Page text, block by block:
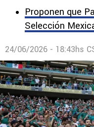
Proponen que
Selección
24/06/2026 - 18:43hs